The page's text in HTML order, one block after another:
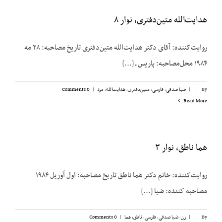
هدایت‌الله متین‌دفتری، نوار ۸
روایت‌کننده: آقای دکتر هدایت‌الله متین‌دفتری تاریخ مصاحبه: ۲۸ مه
۱۹۸۴ محل‌مصاحبه: پاریس ـ [...]
By
|
| ضیا صدقی,فارسی,متین‌دفتری، هدایت‌الله,مرد |
0 Comments
Read More
هما ناطق، نوار ۳
روایت‌کننده: خانم دکتر هما ناطق تاریخ مصاحبه: اول آوریل ۱۹۸۴
مصاحبه کننده: ضیا [...]
By
|
| زن,ضیا صدقی,فارسی,ناطق، هما |
0 Comments